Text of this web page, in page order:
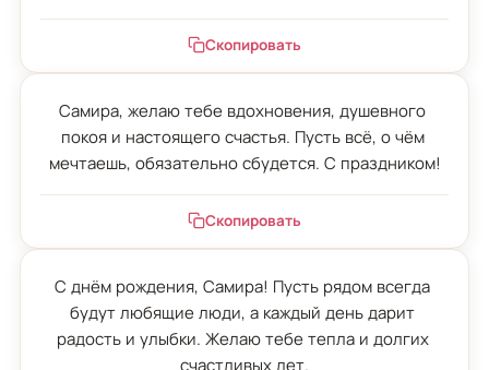
Скопировать
Самира, желаю тебе вдохновения, душевного
покоя и настоящего счастья. Пусть всё, о чём
мечтаешь, обязательно сбудется. С праздником!
Скопировать
С днём рождения, Самира! Пусть рядом всегда
будут любящие люди, а каждый день дарит
радость и улыбки. Желаю тебе тепла и долгих
счастливых лет.